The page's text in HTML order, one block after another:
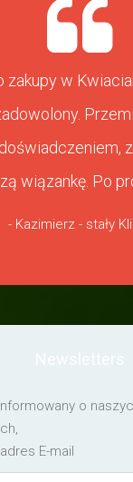
zakupy w
wiązankę. Po
- Kazimierz - stały
o
E-mail